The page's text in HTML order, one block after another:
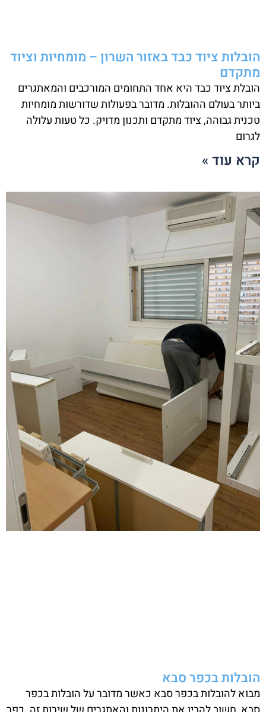
הובלות ציוד כבד באזור השרון – מומחיות וציוד
מתקדם
הובלת ציוד כבד היא אחד התחומים המורכבים והמאתגרים
ביותר בעולם ההובלות. מדובר בפעולות שדורשות מומחיות
טכנית גבוהה, ציוד מתקדם ותכנון מדויק. כל טעות עלולה
לגרום
קרא עוד »
הובלות בכפר סבא
מבוא להובלות בכפר סבא כאשר מדובר על הובלות בכפר